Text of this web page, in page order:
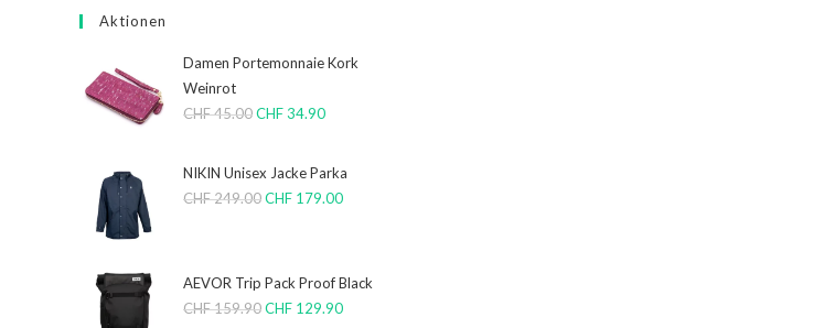
Aktionen
Damen Portemonnaie Kork
Weinrot
CHF45.00CHF34.90
NIKIN Unisex Jacke Parka
CHF249.00CHF 179.00
AEVOR Trip Pack Proof Black
CHF159.90CHF 129.90